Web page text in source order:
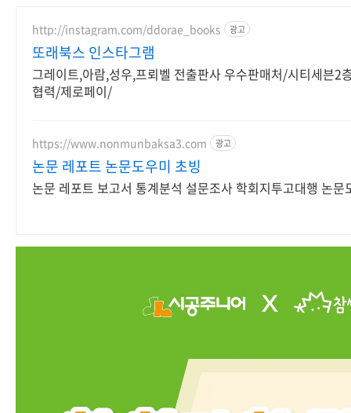
http://instagram.com/ddorae_books 광고
또래북스 인스타그램
그레이트,아람,성우,프뢰벨 전출판사 우수판매처/시티세븐2
협력/제로페이/
https://www.nonmunbaksa3.com 광고
논문 레포트 논문도우미 초빙
논문 레포트 보고서 통계분석 설문조사 학회지투고대행 논